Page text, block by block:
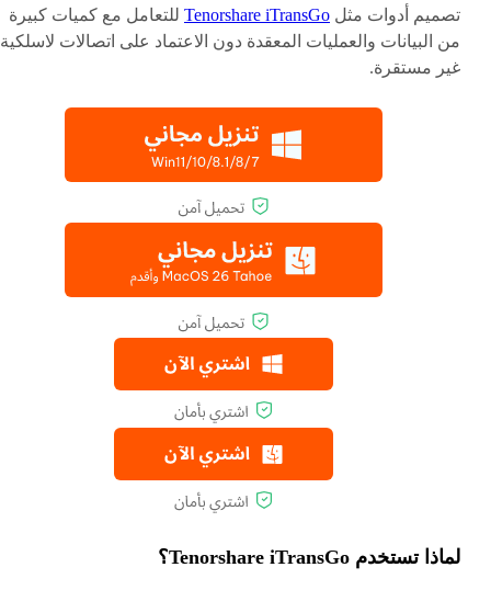
تصميم أدوات مثل Tenorshare iTransGo للتعامل مع كميات كبيرة
من البيانات والعمليات المعقدة دون الاعتماد على اتصالات لاسلكية
غير مستقرة.
لماذا تستخدم Tenorshare iTransGo؟